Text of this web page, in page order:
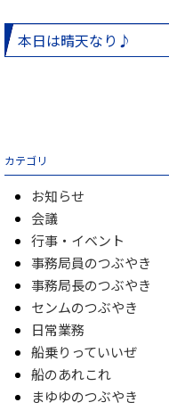
本日は晴天なり♪
カテゴリ
お知らせ
会議
行事・イベント
事務局員のつぶやき
事務局長のつぶやき
センムのつぶやき
日常業務
船乗りっていいぜ
船のあれこれ
まゆゆのつぶやき